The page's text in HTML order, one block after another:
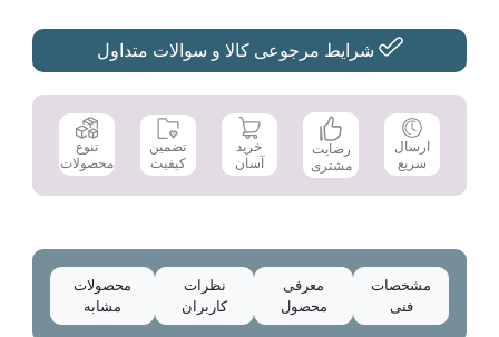
عدد
شرایط مرجوعی کالا و سوالات متداول
ارسال
سریع
رضایت
مشتری
خرید
آسان
تضمین
کیفیت
تنوع
محصولات
مشخصات
فنی
معرفی
محصول
نظرات
کاربران
محصولات
مشابه